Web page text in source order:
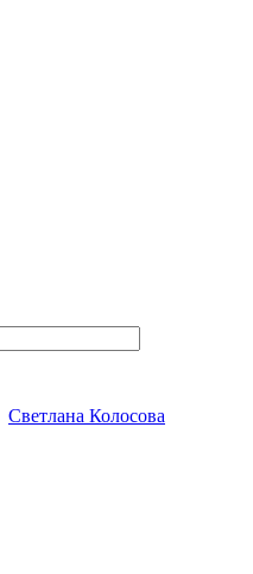
Светлана Колосова